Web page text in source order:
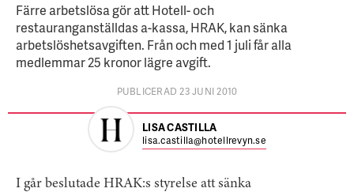
Färre arbetslösa gör att Hotell- och
restauranganställdas a-kassa, HRAK, kan sänka
arbetslöshetsavgiften. Från och med 1 juli får alla
medlemmar 25 kronor lägre avgift.
PUBLICERAD 23 JUNI 2010
LISA CASTILLA
lisa.castilla@hotellrevyn.se
I går beslutade HRAK:s styrelse att sänka